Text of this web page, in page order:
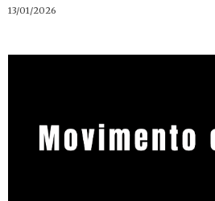
13/01/2026